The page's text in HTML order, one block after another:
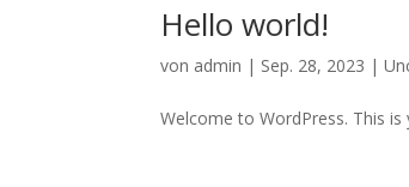
Hello world!
von admin | Sep. 28, 2023 |
Welcome to WordPress. This